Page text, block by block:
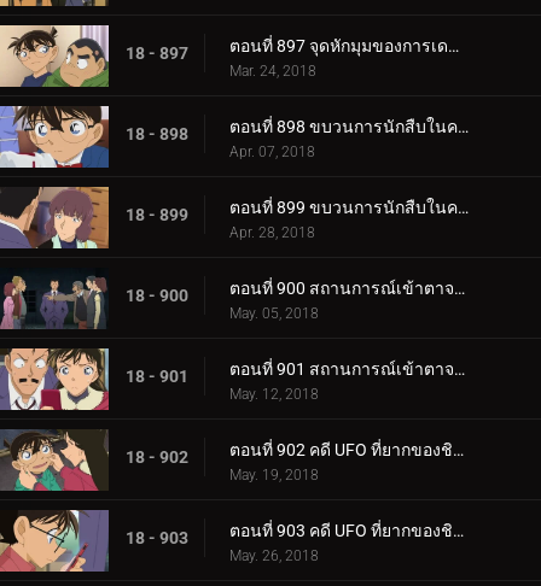
18 - 897 ตอนที่ 897 จุดหักมุมของการเดทขับรถ
Mar. 24, 2018
18 - 898 ตอนที่ 898 ขบวนการนักสืบในความสับสน (ตอนแรก)
Apr. 07, 2018
18 - 899 ตอนที่ 899 ขบวนการนักสืบในความสับสน (ตอนจบ)
Apr. 28, 2018
18 - 900 ตอนที่ 900 สถานการณ์เข้าตาจนของโคนันในความมืด (ตอนแรก)
May. 05, 2018
18 - 901 ตอนที่ 901 สถานการณ์เข้าตาจนของโคนันในความมืด (ตอนจบ)
May. 12, 2018
18 - 902 ตอนที่ 902 คดี UFO ที่ยากของชิบะ (ตอนแรก)
May. 19, 2018
18 - 903 ตอนที่ 903 คดี UFO ที่ยากของชิบะ (ตอนจบ)
May. 26, 2018